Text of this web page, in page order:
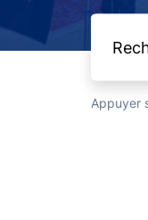
Appuyer